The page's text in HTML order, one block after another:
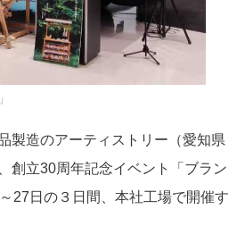
製造のアーティストリー（愛知県
創立30周年記念イベント「ブラン
27日の３日間、本社工場で開催す